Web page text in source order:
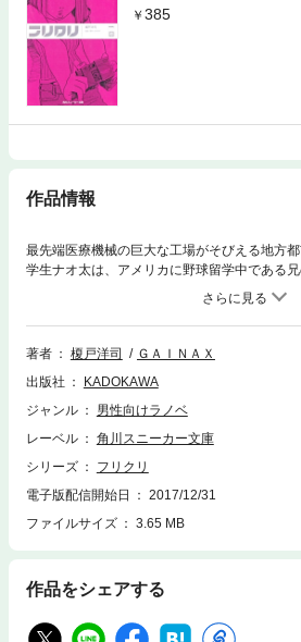
385
作品情報
最先端医療機械の巨大な工場がそびえる地方
学生ナオ太は、アメリカに野球留学中である兄
ちょっとイケナイ関係にあった。だがベスパ
により、そんなクールなナオ太の生活は崩壊
ロボットが出現し、そしてマミ美との関係は
と切ない青春SFを、裏設定満載でここに完全
著者 榎戸洋司
ＧＡＩＮＡＸ
出版社
KADOKAWA
ジャンル
男性向けラノベ
レーベル
角川スニーカー文庫
シリーズ
フリクリ
電子版配信開始日
2017/12/31
ファイルサイズ
3.65 MB
作品をシェアする